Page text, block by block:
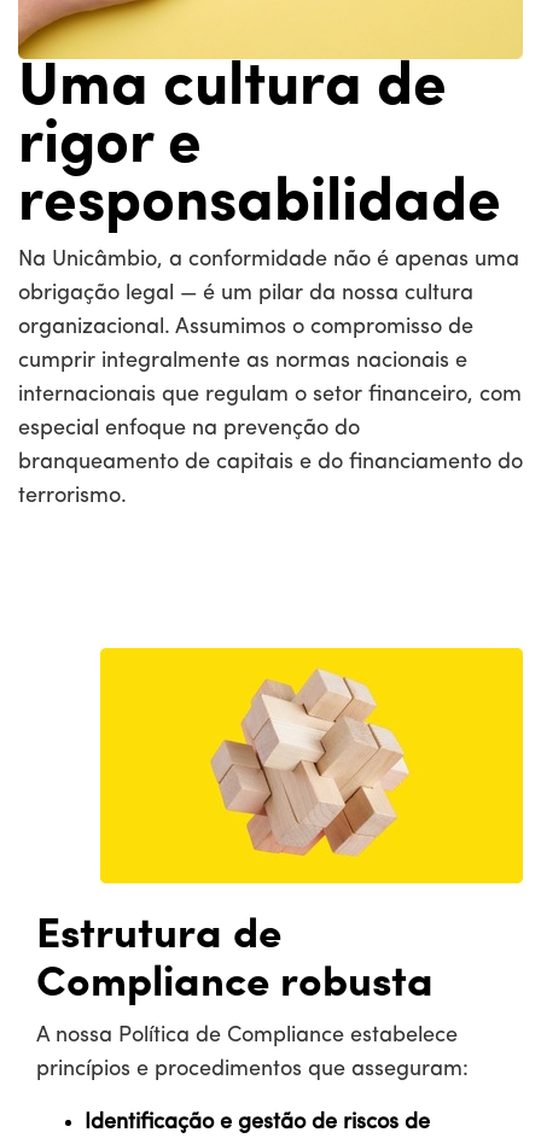
Uma cultura de
rigor e
responsabilidade
Na Unicâmbio, a conformidade não é apenas uma
obrigação legal — é um pilar da nossa cultura
organizacional. Assumimos o compromisso de
cumprir integralmente as normas nacionais e
internacionais que regulam o setor financeiro, com
especial enfoque na prevenção do
branqueamento de capitais e do financiamento do
terrorismo.
Estrutura de
Compliance robusta
A nossa Política de Compliance estabelece
princípios e procedimentos que asseguram:
Identificação e gestão de riscos de